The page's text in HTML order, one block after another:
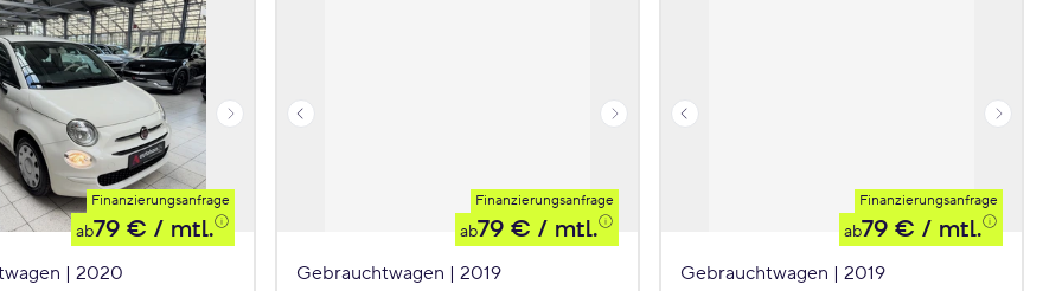
Finanzierungsanfrage
ab79 € / mtl.
| 2020
Finanzierungsanfrage
ab79 € / mtl.
Gebrauchtwagen | 2019
Finanzierungsanfrage
ab79 € / mtl.
Gebrauchtwagen | 2019